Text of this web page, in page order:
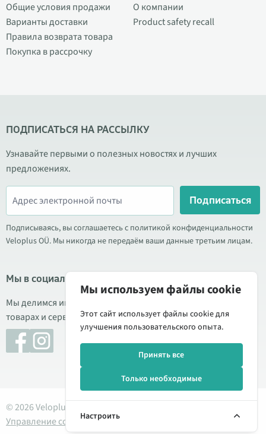
Общие условия продажи
Варианты доставки
Правила возврата товара
Покупка в рассрочку
О компании
Product safety recall
ПОДПИСАТЬСЯ НА РАССЫЛКУ
Узнавайте первыми о полезных новостях и лучших
предложениях.
Подписаться
Подписываясь, вы соглашаетесь с политикой конфиденциальности
Veloplus OÜ. Мы никогда не передаём ваши данные третьим лицам.
Мы в социальных сетях
Мы делимся информацией о выгодных акциях, новых
товарах и сервисе. Иногда публикуем обзоры продукции.
© 2026 Veloplus OÜ. Все права защищены
Управление cookie
Мы используем файлы cookie
Этот сайт использует файлы cookie для
улучшения пользовательского опыта.
Принять все
Только необходимые
Настроить